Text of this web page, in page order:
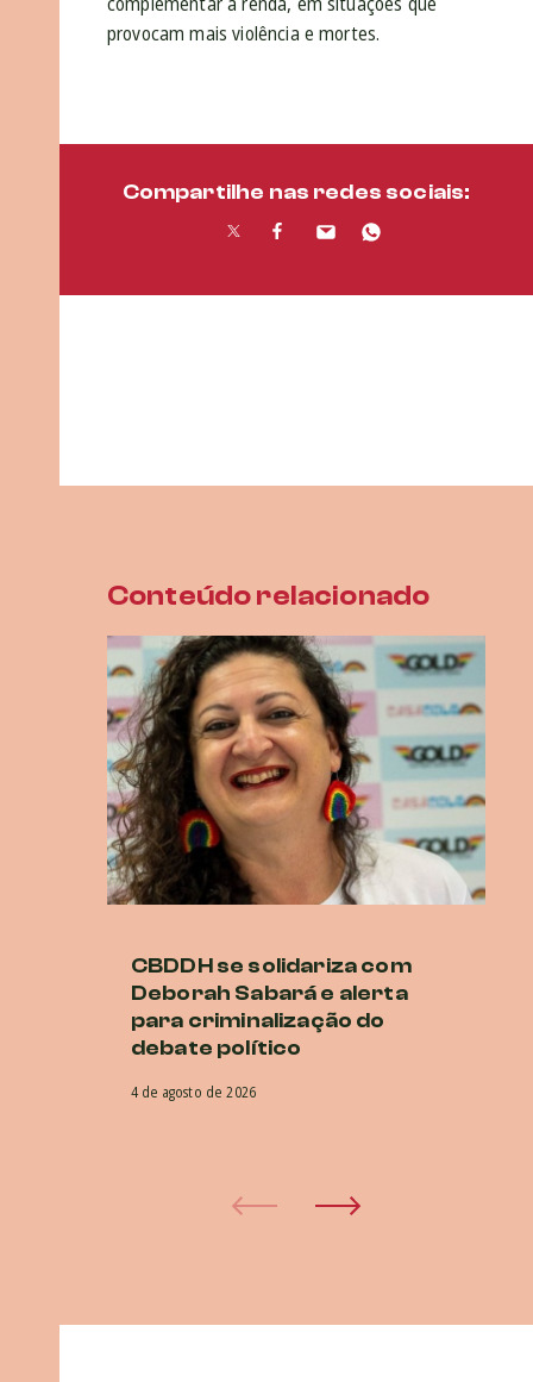
provocam mais violência e mortes.
Compartilhe nas redes sociais:
Conteúdo relacionado
CBDDH se solidariza com
Deborah Sabará e alerta
para criminalização do
debate político
4 de agosto de 2026